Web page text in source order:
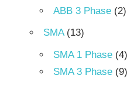
ABB 3 Phase (2)
SMA(13)
SMA 1 Phase (4)
SMA 3 Phase (9)